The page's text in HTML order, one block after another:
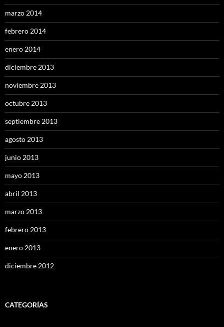
marzo 2014
febrero 2014
enero 2014
diciembre 2013
noviembre 2013
octubre 2013
septiembre 2013
agosto 2013
junio 2013
mayo 2013
abril 2013
marzo 2013
febrero 2013
enero 2013
diciembre 2012
CATEGORÍAS